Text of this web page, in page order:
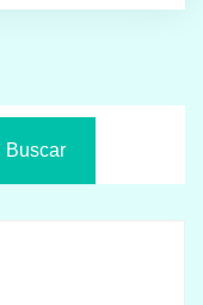
Buscar